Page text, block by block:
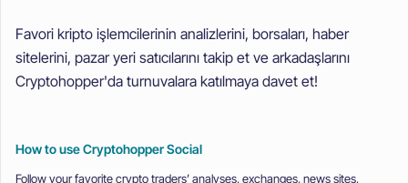
Favori kripto işlemcilerinin analizlerini, borsaları, haber
sitelerini, pazar yeri satıcılarını takip et ve arkadaşlarını
Cryptohopper'da turnuvalara katılmaya davet et!
How to use Cryptohopper Social
Follow your favorite crypto traders’ analyses, exchanges, news sites,